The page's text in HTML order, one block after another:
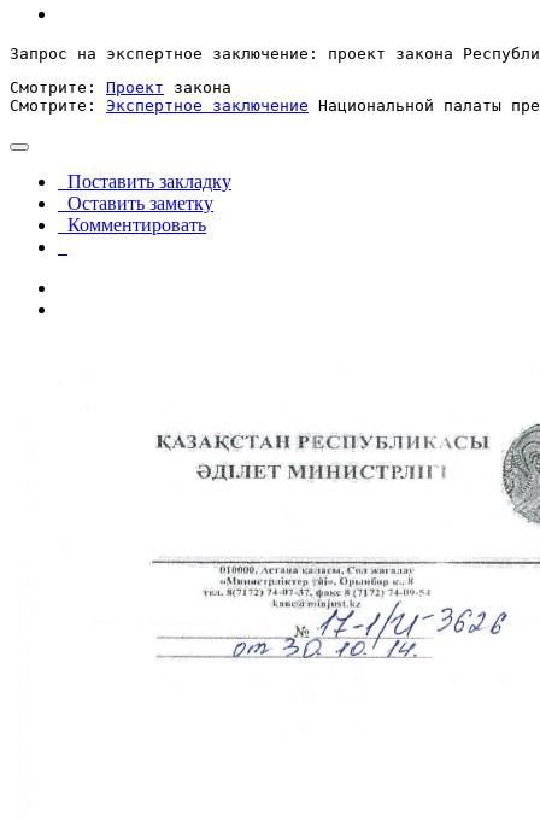
Запрос на экспертное заключение: проект закона
Смотрите: Проект закона
Смотрите: Экспертное заключение Национальной палаты
Поставить закладку
Оставить заметку
Комментировать